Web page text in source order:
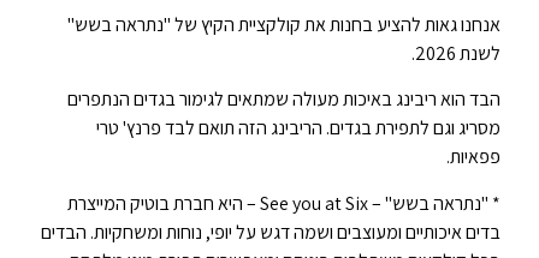
אנחנו גאות להציע בחנות את קולקציית הקיץ של "נתראה בשש"
לשנת 2026.
הבד הוא ריבינג באיכות מעולה שמתאים לגימור בגדים הנתפרים
מסריג וגם לתפירת בגדים. הריבינג הזה תואם לבד פרנץ' טרי
פפאיות.
* "נתראה בשש" – See you at Six – היא חברת בוטיק המייצרת
בדים איכותיים ומעוצבים ושמה דגש על יופי, נוחות ומשחקיות. הבדים